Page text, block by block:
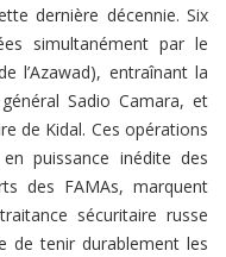
dernière décennie. Six
simultanément par le
l’Azawad), entraînant la
Sadio Camara, et
de Kidal. Ces opérations
puissance inédite des
des FAMAs, marquent
sécuritaire russe
de tenir durablement les